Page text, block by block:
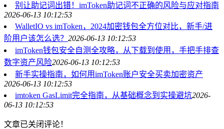
别让助记词出错！imToken助记词不正确的风险与应对指南
2026-06-13 10:12:53
WalletIO vs imToken，2024加密钱包全方位对比，新手/进
阶用户该怎么选？ 2026-06-13 10:12:53
imToken钱包安全自测全攻略，从下载到使用，手把手排查
数字资产风险2026-06-13 10:12:53
新手实操指南，如何用imToken账户安全买卖加密资产
2026-06-13 10:12:53
imtoken GasLimit完全指南，从基础概念到实操避坑2026-
06-13 10:12:53
文章已关闭评论！